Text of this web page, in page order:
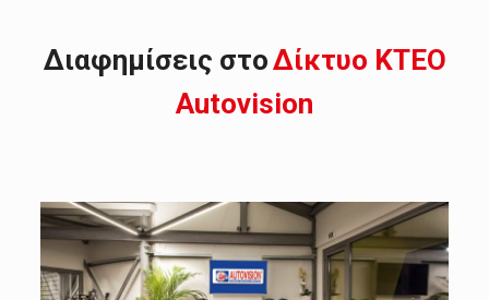
Διαφημίσεις στοΔίκτυο ΚΤΕΟ
Autovision